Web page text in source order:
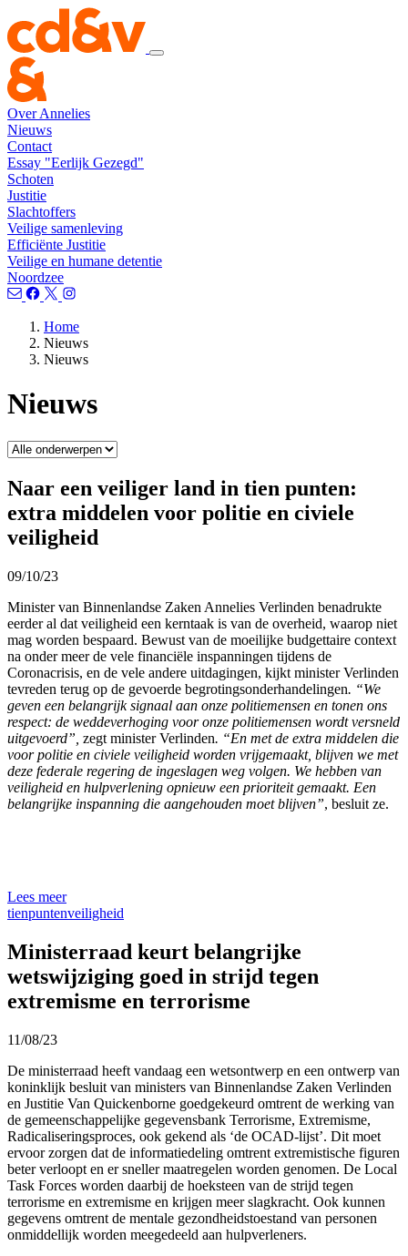
Over Annelies
Nieuws
Contact
Essay "Eerlijk Gezegd"
Schoten
Justitie
Slachtoffers
Veilige samenleving
Efficiënte Justitie
Veilige en humane detentie
Noordzee
Home
Nieuws
Nieuws
Nieuws
Naar een veiliger land in tien punten:
extra middelen voor politie en civiele
veiligheid
09/10/23
Minister van Binnenlandse Zaken Annelies Verlinden benadrukte
eerder al dat veiligheid een kerntaak is van de overheid, waarop niet
mag worden bespaard. Bewust van de moeilijke budgettaire context
na onder meer de vele financiële inspanningen tijdens de
Coronacrisis, en de vele andere uitdagingen, kijkt minister Verlinden
tevreden terug op de gevoerde begrotingsonderhandelingen. “We
geven een belangrijk signaal aan onze politiemensen en tonen ons
respect: de weddeverhoging voor onze politiemensen wordt versneld
uitgevoerd”, zegt minister Verlinden. “En met de extra middelen die
voor politie en civiele veiligheid worden vrijgemaakt, blijven we met
deze federale regering de ingeslagen weg volgen. We hebben van
veiligheid en hulpverlening opnieuw een prioriteit gemaakt. Een
belangrijke inspanning die aangehouden moet blijven”, besluit ze.
Lees meer
tienpuntenveiligheid
Ministerraad keurt belangrijke
wetswijziging goed in strijd tegen
extremisme en terrorisme
11/08/23
De ministerraad heeft vandaag een wetsontwerp en een ontwerp van
koninklijk besluit van ministers van Binnenlandse Zaken Verlinden
en Justitie Van Quickenborne goedgekeurd omtrent de werking van
de gemeenschappelijke gegevensbank Terrorisme, Extremisme,
Radicaliseringsproces, ook gekend als ‘de OCAD-lijst’. Dit moet
ervoor zorgen dat de informatiedeling omtrent extremistische figuren
beter verloopt en er sneller maatregelen worden genomen. De Local
Task Forces worden daarbij de hoeksteen van de strijd tegen
terrorisme en extremisme en krijgen meer slagkracht. Ook kunnen
gegevens omtrent de mentale gezondheidstoestand van personen
onmiddellijk worden meegedeeld aan hulpverleners.